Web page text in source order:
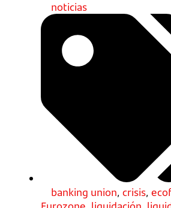
noticias
banking union, crisis,